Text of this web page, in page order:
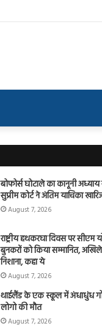
बोफोर्स घोटाले का कानूनी अध्याय
सुप्रीम कोर्ट ने अंतिम याचिका
August 7, 2026
राष्ट्रीय हथकरघा दिवस पर सीएम
बुनकरों को किया सम्मानित,
निशाना, कहा ये
August 7, 2026
थाईलैंड के एक स्कूल में अंधाधुंध
लोगो की मौत
August 7, 2026